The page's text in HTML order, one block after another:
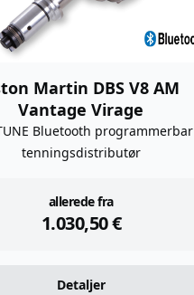
Martin DBS V8 AM
Vantage Virage
Bluetooth programmerbar
tenningsdistributør
allerede fra
1.030,50€
instock
Detaljer